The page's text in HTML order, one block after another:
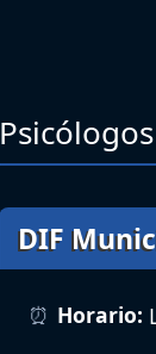
DIF
Horario: